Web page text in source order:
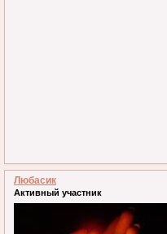
Любасик
Активный участник